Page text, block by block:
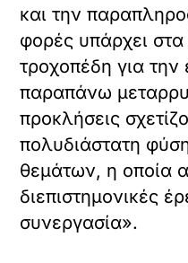
και την
φορές υπάρχει
τροχοπέδη για
παραπάνω
προκλήσεις
πολυδιάστατη
θεμάτων, η οποία
διεπιστημονικές
συνεργασία».